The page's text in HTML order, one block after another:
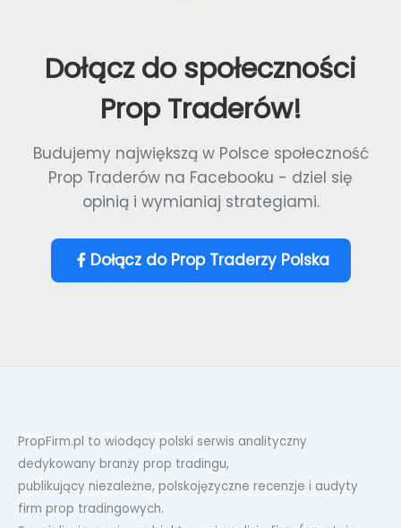
Dołącz do społeczności
Prop Traderów!
Budujemy największą w Polsce społeczność
Prop Traderów na Facebooku - dziel się
opinią i wymianiaj strategiami.
Dołącz do Prop Traderzy Polska
PropFirm.pl to wiodący polski serwis analityczny
dedykowany branży prop tradingu,
publikujący niezależne, polskojęzyczne recenzje i audyty
firm prop tradingowych.